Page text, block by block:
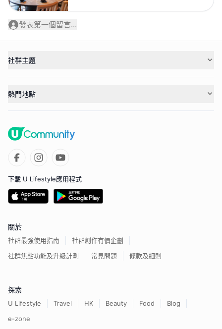
發表第一個留言...
社群主題
熱門地點
下載 U Lifestyle應用程式
關於
社群最強使用指南
社群創作有價企劃
社群焦點功能及升級計劃
常見問題 條款及細則
探索
U Lifestyle Travel HK Beauty Food
Blog
e-zone